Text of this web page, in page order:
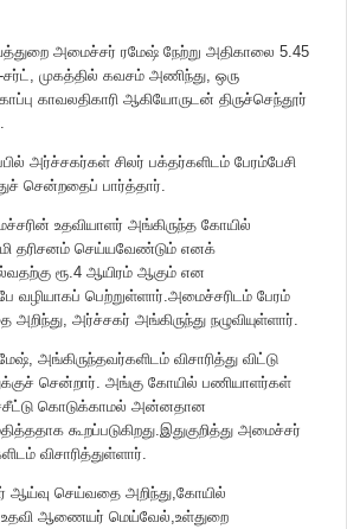
அமைச்சர் ரமேஷ் நேற்று அதிகாலை 5.45
முகத்தில் கவசம் அணிந்து, ஒரு
காவலதிகாரி ஆகியோருடன் திருச்செந்தூர்
அர்ச்சகர்கள் சிலர் பக்தர்களிடம் பேரம்பேசி
சென்றதைப் பார்த்தார்.
உதவியாளர் அங்கிருந்த கோயில்
தரிசனம் செய்யவேண்டும் எனக்
ரூ.4 ஆயிரம் ஆகும் என
வழியாகப் பெற்றுள்ளார்.அமைச்சரிடம் பேரம்
அர்ச்சகர் அங்கிருந்து நழுவியுள்ளார்.
அங்கிருந்தவர்களிடம் விசாரித்து விட்டு
சென்றார். அங்கு கோயில் பணியாளர்கள்
கொடுக்காமல் அன்னதான
கூறப்படுகிறது.இதுகுறித்து அமைச்சர்
விசாரித்துள்ளார்.
ஆய்வு செய்வதை அறிந்து,கோயில்
ஆணையர் மெய்வேல்,உள்துறை